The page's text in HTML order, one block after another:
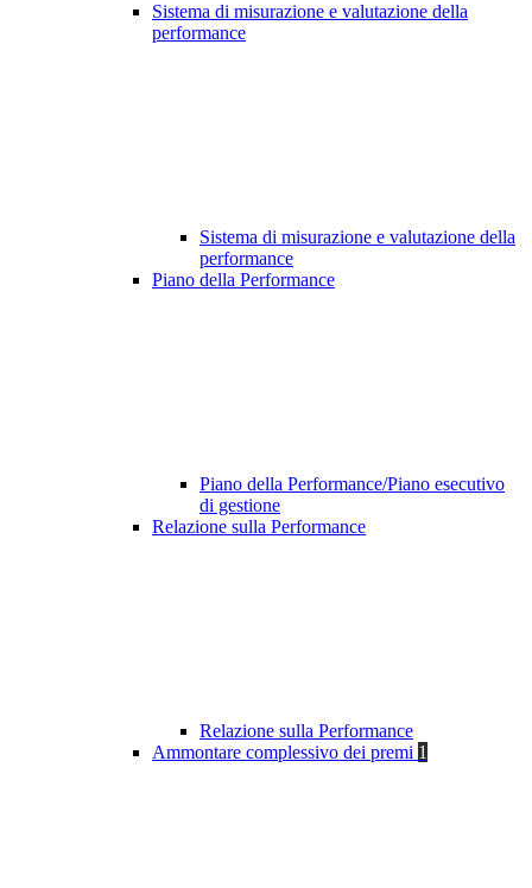
Sistema di misurazione e valutazione della
performance
Sistema di misurazione e valutazione della
performance
Piano della Performance
Piano della Performance/Piano esecutivo
di gestione
Relazione sulla Performance
Relazione sulla Performance
Ammontare complessivo dei premi 1